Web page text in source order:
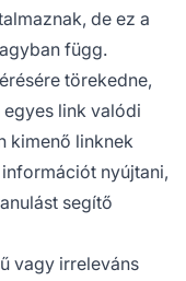
de ez a
függ.
törekedne,
link valódi
kimenő linknek
nyújtani,
segítő
vagy irreleváns